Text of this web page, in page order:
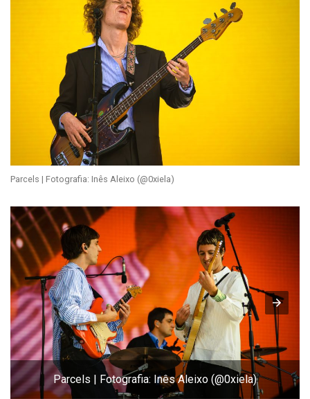
Parcels | Fotografia: Inês Aleixo (@0xiela)
Parcels | Fotografia: Inês Aleixo (@0xiela)